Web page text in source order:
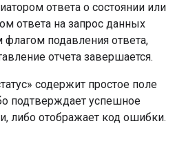
ответа о состоянии или
ответа на запрос данных
подавления ответа,
отчета завершается.
содержит простое поле
подтверждает успешное
либо отображает код ошибки.